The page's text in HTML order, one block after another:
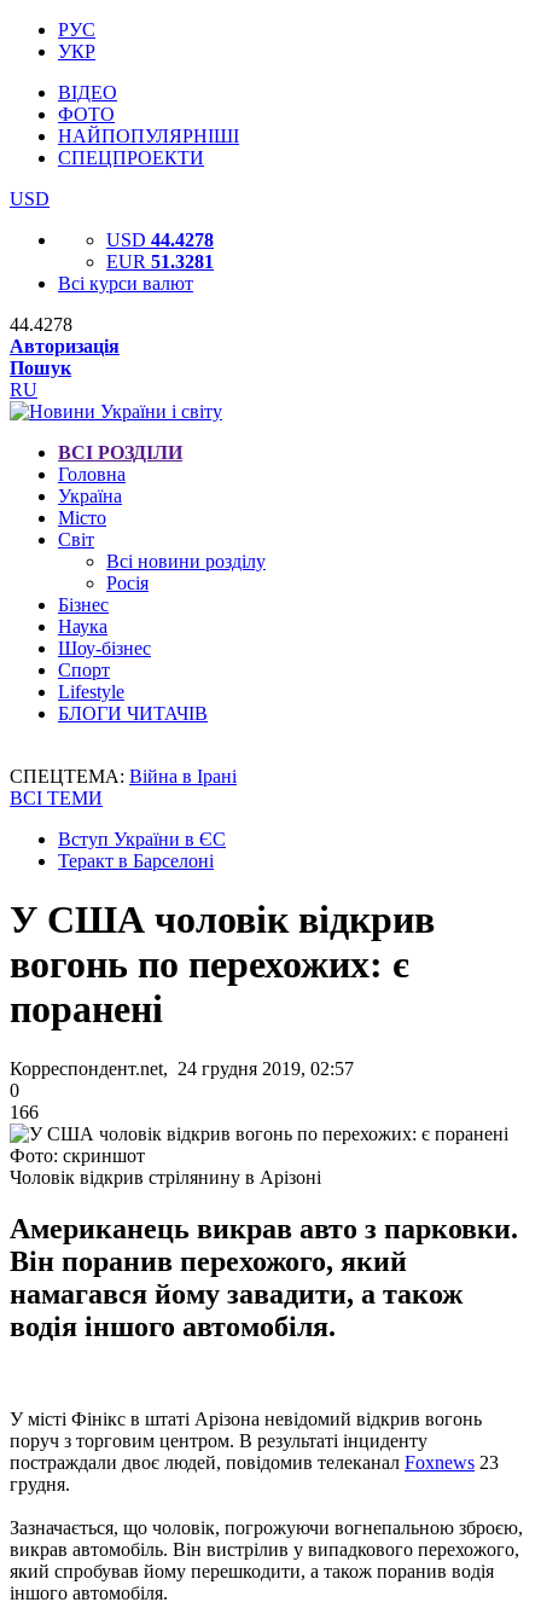
РУС
УКР
ВІДЕО
ФОТО
НАЙПОПУЛЯРНІШІ
СПЕЦПРОЕКТИ
USD
USD 44.4278
EUR 51.3281
Всі курси валют
44.4278
Авторизація
Пошук
RU
ВСІ РОЗДІЛИ
Головна
Україна
Місто
Світ
Всі новини розділу
Росія
Бізнес
Наука
Шоу-бізнес
Спорт
Lifestyle
БЛОГИ ЧИТАЧІВ
СПЕЦТЕМА: Війна в Ірані
ВСІ ТЕМИ
Вступ України в ЄС
Теракт в Барселоні
У США чоловік відкрив
вогонь по перехожих: є
поранені
Корреспондент.net, 24 грудня 2019, 02:57
0
166
Фото: скриншот
Чоловік відкрив стрілянину в Арізоні
Американець викрав авто з парковки.
Він поранив перехожого, який
намагався йому завадити, а також
водія іншого автомобіля.
У місті Фінікс в штаті Арізона невідомий відкрив вогонь
поруч з торговим центром. В результаті інциденту
постраждали двоє людей, повідомив телеканал Foxnews 23
грудня.
Зазначається, що чоловік, погрожуючи вогнепальною зброєю,
викрав автомобіль. Він вистрілив у випадкового перехожого,
який спробував йому перешкодити, а також поранив водія
іншого автомобіля.